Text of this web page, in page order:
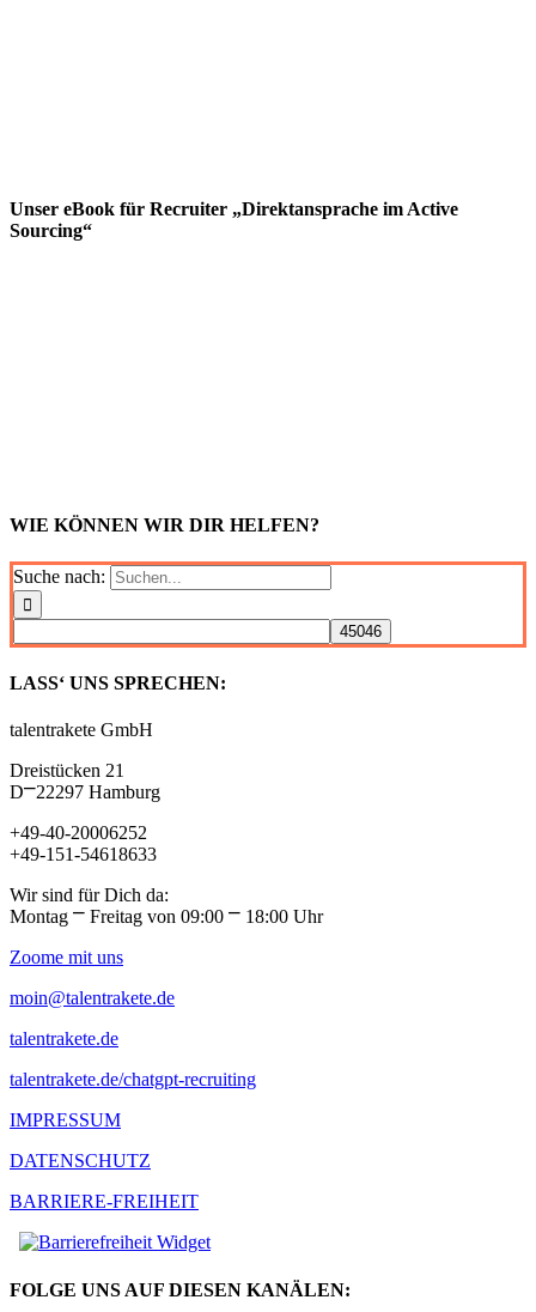
Unser eBook für Recruiter „Direktansprache im Active
Sourcing“
WIE KÖNNEN WIR DIR HELFEN?
Suche nach:
LASS‘ UNS SPRECHEN:
talentrakete GmbH
Dreistücken 21
D⎻22297 Hamburg
+49-40-20006252
+49-151-54618633
Wir sind für Dich da:
Montag ⎻ Freitag von 09:00 ⎻ 18:00 Uhr
Zoome mit uns
moin@talentrakete.de
talentrakete.de
talentrakete.de/chatgpt-recruiting
IMPRESSUM
DATENSCHUTZ
BARRIERE-FREIHEIT
FOLGE UNS AUF DIESEN KANÄLEN: